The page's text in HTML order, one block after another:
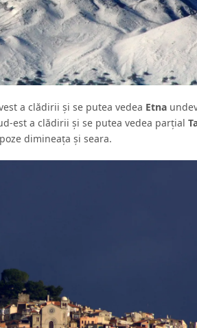
a clădirii şi se putea vedea Etna
est a clădirii şi se putea vedea parţial
dimineaţa şi seara.